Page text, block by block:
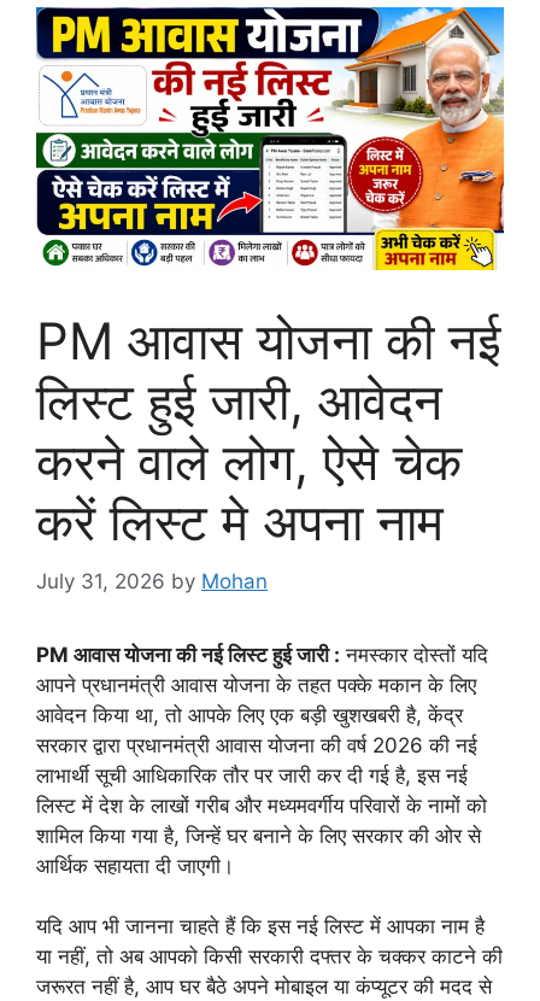
PM आवास योजना की नई
लिस्ट हुई जारी, आवेदन
करने वाले लोग, ऐसे चेक
करें लिस्ट मे अपना नाम
July 31, 2026 by Mohan
PM आवास योजना की नई लिस्ट हुई जारी : नमस्कार दोस्तों यदि
आपने प्रधानमंत्री आवास योजना के तहत पक्के मकान के लिए
आवेदन किया था, तो आपके लिए एक बड़ी खुशखबरी है, केंद्र
सरकार द्वारा प्रधानमंत्री आवास योजना की वर्ष 2026 की नई
लाभार्थी सूची आधिकारिक तौर पर जारी कर दी गई है, इस नई
लिस्ट में देश के लाखों गरीब और मध्यमवर्गीय परिवारों के नामों को
शामिल किया गया है, जिन्हें घर बनाने के लिए सरकार की ओर से
आर्थिक सहायता दी जाएगी।
यदि आप भी जानना चाहते हैं कि इस नई लिस्ट में आपका नाम है
या नहीं, तो अब आपको किसी सरकारी दफ्तर के चक्कर काटने की
जरूरत नहीं है, आप घर बैठे अपने मोबाइल या कंप्यूटर की मदद से